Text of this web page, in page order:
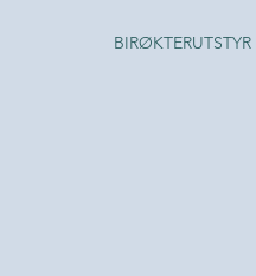
BIRØKTERUTSTYR